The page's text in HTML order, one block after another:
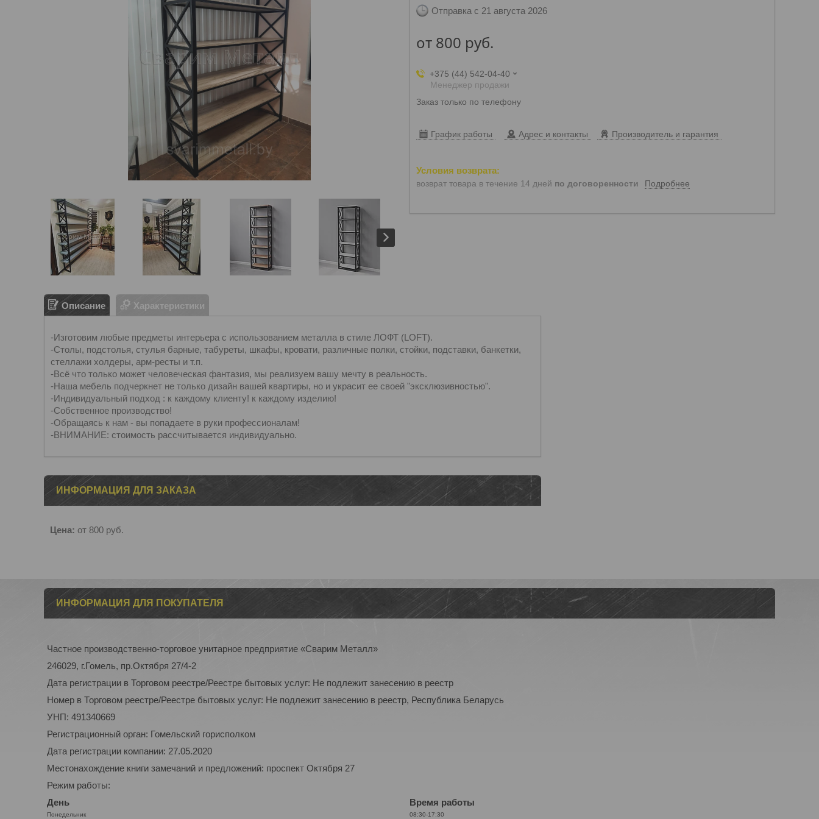
Отправка с 21 августа 2026
от 800 руб.
+375 (44) 542-04-40
Менеджер продажи
Заказ только по телефону
График работы Адрес и контакты Производитель и гарантия
возврат товара в течение 14 дней по договоренности Подробнее
Описание Характеристики
-Изготовим любые предметы интерьера с использованием металла в стиле ЛОФТ (LOFT).
-Столы, подстолья, стулья барные, табуреты, шкафы, кровати, различные полки, стойки, подставки, банкетки,
стеллажи холдеры, арм-ресты и т.п.
-Всё что только может человеческая фантазия, мы реализуем вашу мечту в реальность.
-Наша мебель подчеркнет не только дизайн вашей квартиры, но и украсит ее своей "эксклюзивностью".
-Индивидуальный подход : к каждому клиенту! к каждому изделию!
-Собственное производство!
-Обращаясь к нам - вы попадаете в руки профессионалам!
-ВНИМАНИЕ: стоимость рассчитывается индивидуально.
ИНФОРМАЦИЯ ДЛЯ ЗАКАЗА
Цена: от 800 руб.
ИНФОРМАЦИЯ ДЛЯ ПОКУПАТЕЛЯ
Частное производственно-торговое унитарное предприятие «Сварим Металл»
246029, г.Гомель, пр.Октября 27/4-2
Дата регистрации в Торговом реестре/Реестре бытовых услуг: Не подлежит занесению в реестр
Номер в Торговом реестре/Реестре бытовых услуг: Не подлежит занесению в реестр, Республика Беларусь
УНП: 491340669
Регистрационный орган: Гомельский горисполком
Дата регистрации компании: 27.05.2020
Местонахождение книги замечаний и предложений: проспект Октября 27
Режим работы:
День
Время работы
Понедельник 08:30-17:30